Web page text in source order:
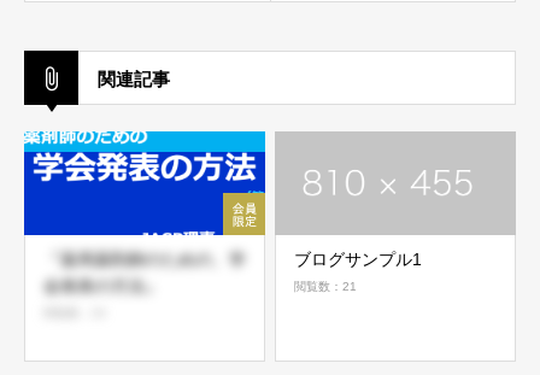
関連記事
『薬局薬剤師のための、学
会発表の方法』
ブログサンプル1
閲覧数：21